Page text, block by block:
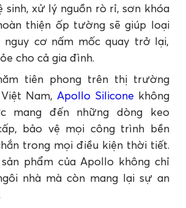
sinh, xử lý nguồn rò rỉ, sơn khóa
thiện ốp tường sẽ giúp loại
nguy cơ nấm mốc quay trở lại,
cho cả gia đình.
tiên phong trên thị trường
Nam, Apollo Silicone không
mang đến những dòng keo
bảo vệ mọi công trình bền
trong mọi điều kiện thời tiết.
phẩm của Apollo không chỉ
nhà mà còn mang lại sự an